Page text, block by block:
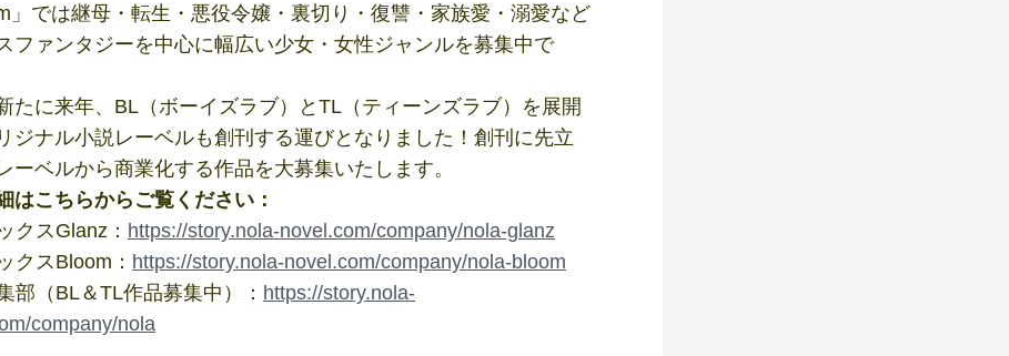
」では継母・転生・悪役令嬢・裏切り・復讐・家族愛・溺愛など
ファンタジーを中心に幅広い少女・女性ジャンルを募集中で
たに来年、BL（ボーイズラブ）とTL（ティーンズラブ）を展開
ジナル小説レーベルも創刊する運びとなりました！創刊に先立
ーベルから商業化する作品を大募集いたします。
はこちらからご覧ください：
クスGlanz： https://story.nola-novel.com/company/nola-glanz
クスBloom： https://story.nola-novel.com/company/nola-bloom
部（BL＆TL作品募集中）： https://story.nola-
company/nola